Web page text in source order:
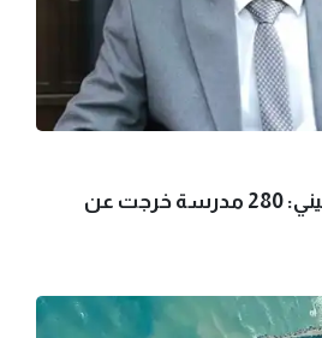
وزير التعليم الفلسطيني: 280 مدرسة خرجت عن